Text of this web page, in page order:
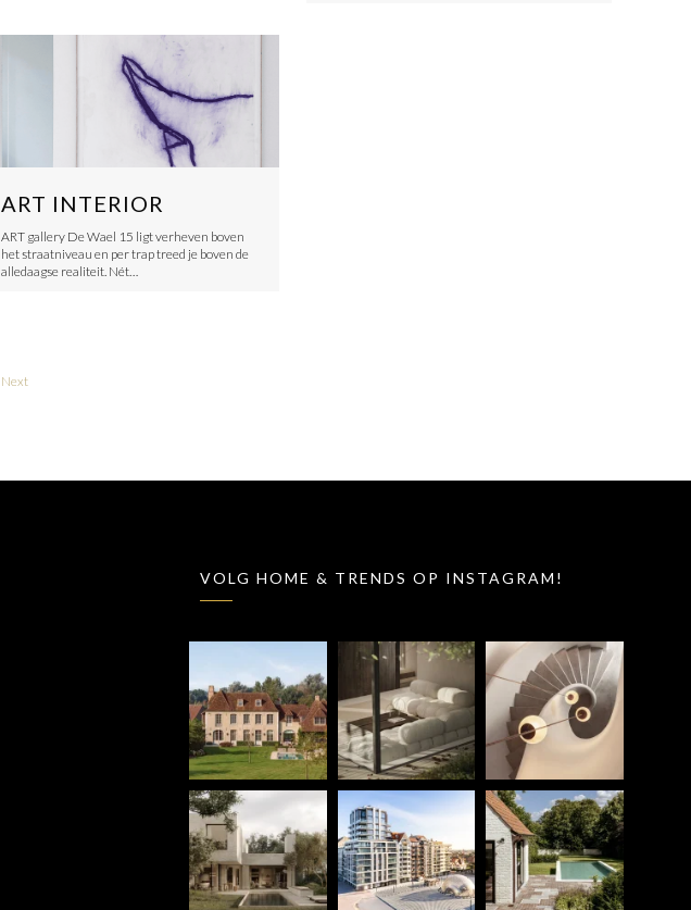
ART INTERIOR
ART gallery De Wael 15 ligt verheven boven
het straatniveau en per trap treed je boven de
alledaagse realiteit. Nét…
Next
VOLG HOME & TRENDS OP INSTAGRAM!